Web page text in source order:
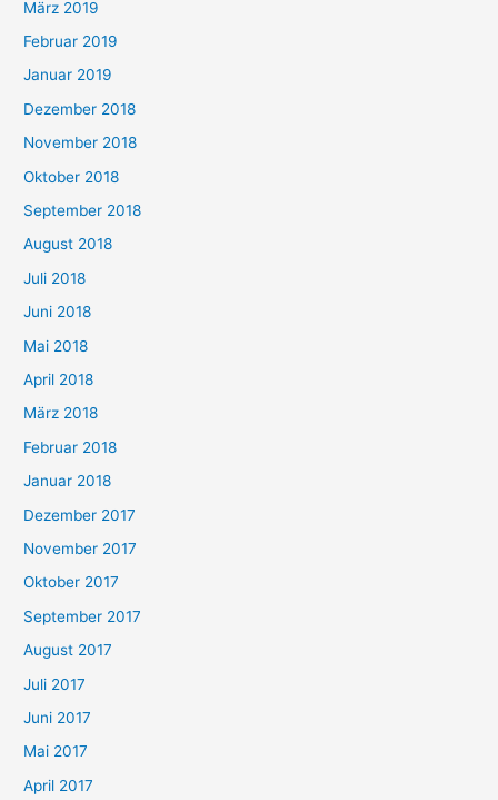
März 2019
Februar 2019
Januar 2019
Dezember 2018
November 2018
Oktober 2018
September 2018
August 2018
Juli 2018
Juni 2018
Mai 2018
April 2018
März 2018
Februar 2018
Januar 2018
Dezember 2017
November 2017
Oktober 2017
September 2017
August 2017
Juli 2017
Juni 2017
Mai 2017
April 2017